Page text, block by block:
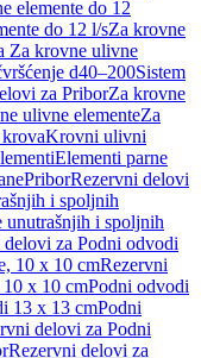
elemente do 12
do 12 l/sZa krovne
Za krovne ulivne
d40–200Sistem
za PriborZa krovne
ulivne elementeZa
Krovni ulivni
Elementi parne
PriborRezervni delovi
i spoljnih
unutrašnjih i spoljnih
delovi za Podni odvodi
10 x 10 cmRezervni
x 10 cmPodni odvodi
13 x 13 cmPodni
delovi za Podni
Rezervni delovi za